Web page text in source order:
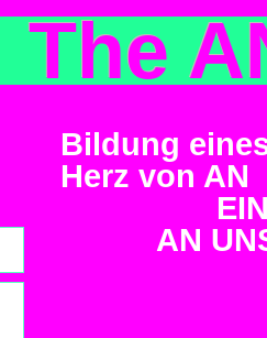
The
Bildung
Herz von AN
AN